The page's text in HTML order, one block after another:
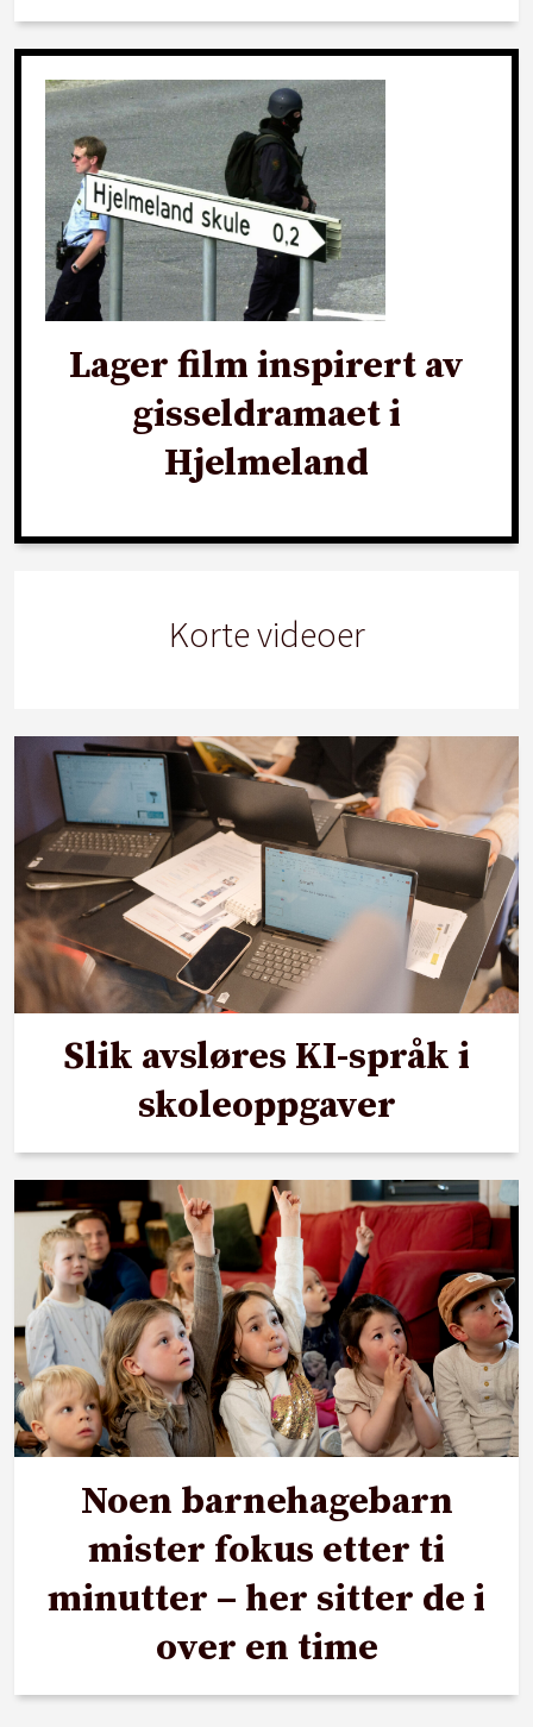
Lager film inspirert av
gisseldramaet i
Hjelmeland
Korte videoer
Slik avsløres KI-språk i
skoleoppgaver
Noen barnehagebarn
mister fokus etter ti
minutter – her sitter de i
over en time